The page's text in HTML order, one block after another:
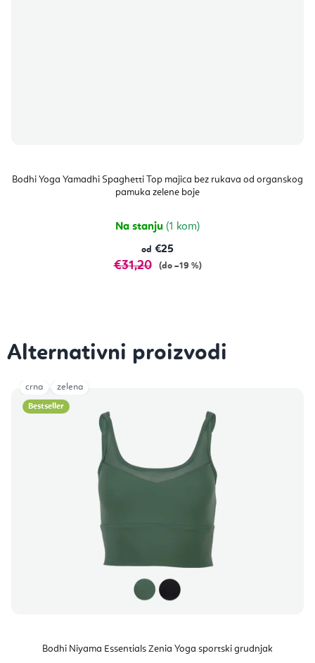
Bodhi Yoga Yamadhi Spaghetti Top majica bez rukava od organskog
pamuka zelene boje
Na stanju (1 kom)
od €25
€31,20 (do –19 %)
Bestseller
Bodhi Niyama Essentials Zenia Yoga sportski grudnjak
crna zelena